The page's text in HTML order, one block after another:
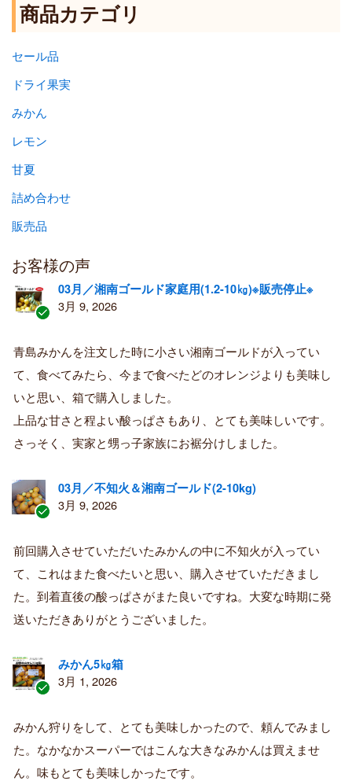
商品カテゴリ
セール品
ドライ果実
みかん
レモン
甘夏
詰め合わせ
販売品
お客様の声
証
済
み
購
者
03月／湘南ゴールド家庭用(1.2-10㎏)※販売停止※
3月 9, 2026
青島みかんを注文した時に小さい湘南ゴールドが入ってい
て、食べてみたら、今まで食べたどのオレンジよりも美味し
いと思い、箱で購入しました。
上品な甘さと程よい酸っぱさもあり、とても美味しいです。
さっそく、実家と甥っ子家族にお裾分けしました。
証
済
み
購
者
03月／不知火＆湘南ゴールド(2-10kg)
3月 9, 2026
前回購入させていただいたみかんの中に不知火が入ってい
て、これはまた食べたいと思い、購入させていただきまし
た。到着直後の酸っぱさがまた良いですね。大変な時期に発
送いただきありがとうございました。
証
済
み
購
みかん5㎏箱
3月 1, 2026
みかん狩りをして、とても美味しかったので、頼んでみまし
た。なかなかスーパーではこんな大きなみかんは買えませ
ん。味もとても美味しかったです。